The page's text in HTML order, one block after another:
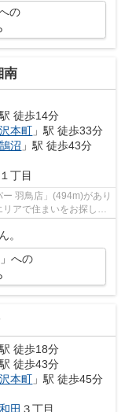
の
南
駅 徒歩14分
本町 」駅 徒歩33分
沼 」駅 徒歩43分
１丁目
羽鳥店」(494m)があり
アで住まいをお探しな
。
への
駅 徒歩18分
駅 徒歩43分
本町 」駅 徒歩45分
田 ３丁目